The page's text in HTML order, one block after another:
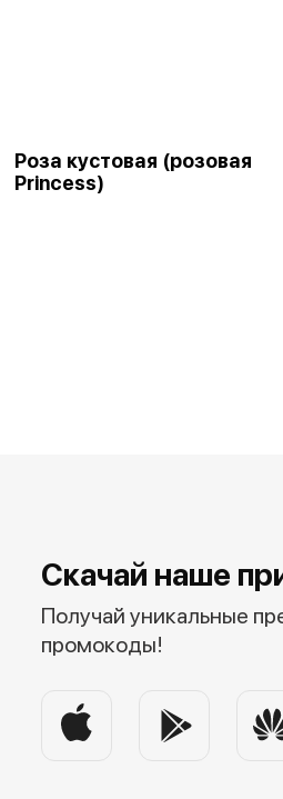
Роза кустовая (розовая
Princess)
Скачай наше
Получай уникальные
промокоды!